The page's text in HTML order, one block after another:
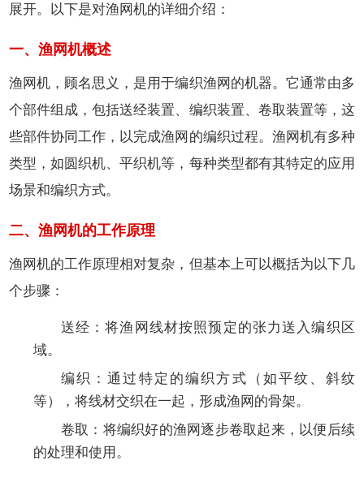
展开。以下是对渔网机的详细介绍：
一、渔网机概述
渔网机，顾名思义，是用于编织渔网的机器。它通常由多
个部件组成，包括送经装置、编织装置、卷取装置等，这
些部件协同工作，以完成渔网的编织过程。渔网机有多种
类型，如圆织机、平织机等，每种类型都有其特定的应用
场景和编织方式。
二、渔网机的工作原理
渔网机的工作原理相对复杂，但基本上可以概括为以下几
个步骤：
送经 ：将渔网线材按照预定的张力送入编织区
域。
编织 ：通过特定的编织方式（如平纹、斜纹
等），将线材交织在一起，形成渔网的骨架。
卷取 ：将编织好的渔网逐步卷取起来，以便后续
的处理和使用。